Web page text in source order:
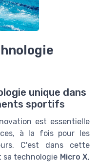
unique dans
sportifs
est essentielle
à la fois pour les
C'est dans cette
technologie Micro X,